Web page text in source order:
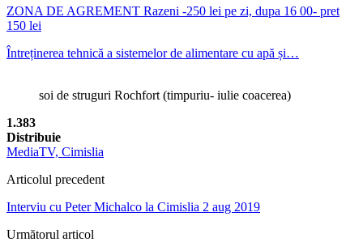
ZONA DE AGREMENT Razeni -250 lei pe zi, dupa 16 00- pret
150 lei
Întreținerea tehnică a sistemelor de alimentare cu apă și…
soi de struguri Rochfort (timpuriu- iulie coacerea)
1.383
Distribuie
MediaTV, Cimislia
Articolul precedent
Interviu cu Peter Michalco la Cimislia 2 aug 2019
Următorul articol